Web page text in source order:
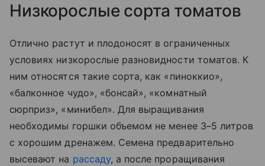
Низкорослые сорта томатов
Отлично растут и плодоносят в ограниченных
условиях низкорослые разновидности томатов. К
ним относятся такие сорта, как «‎пиноккио»,
«‎балконное чудо», «‎бонсай», «‎комнатный
сюрприз», «‎минибел». Для выращивания
необходимы горшки объемом не менее 3–5 литров
с хорошим дренажем. Семена предварительно
высевают на рассаду, а после проращивания